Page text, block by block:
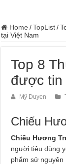
Home / TopList /
tại Việt Nam
Top 8
được tin
Mỹ Duyen
Chiếu
Chiếu Hương
người tiêu dùng
phẩm sử nguyên